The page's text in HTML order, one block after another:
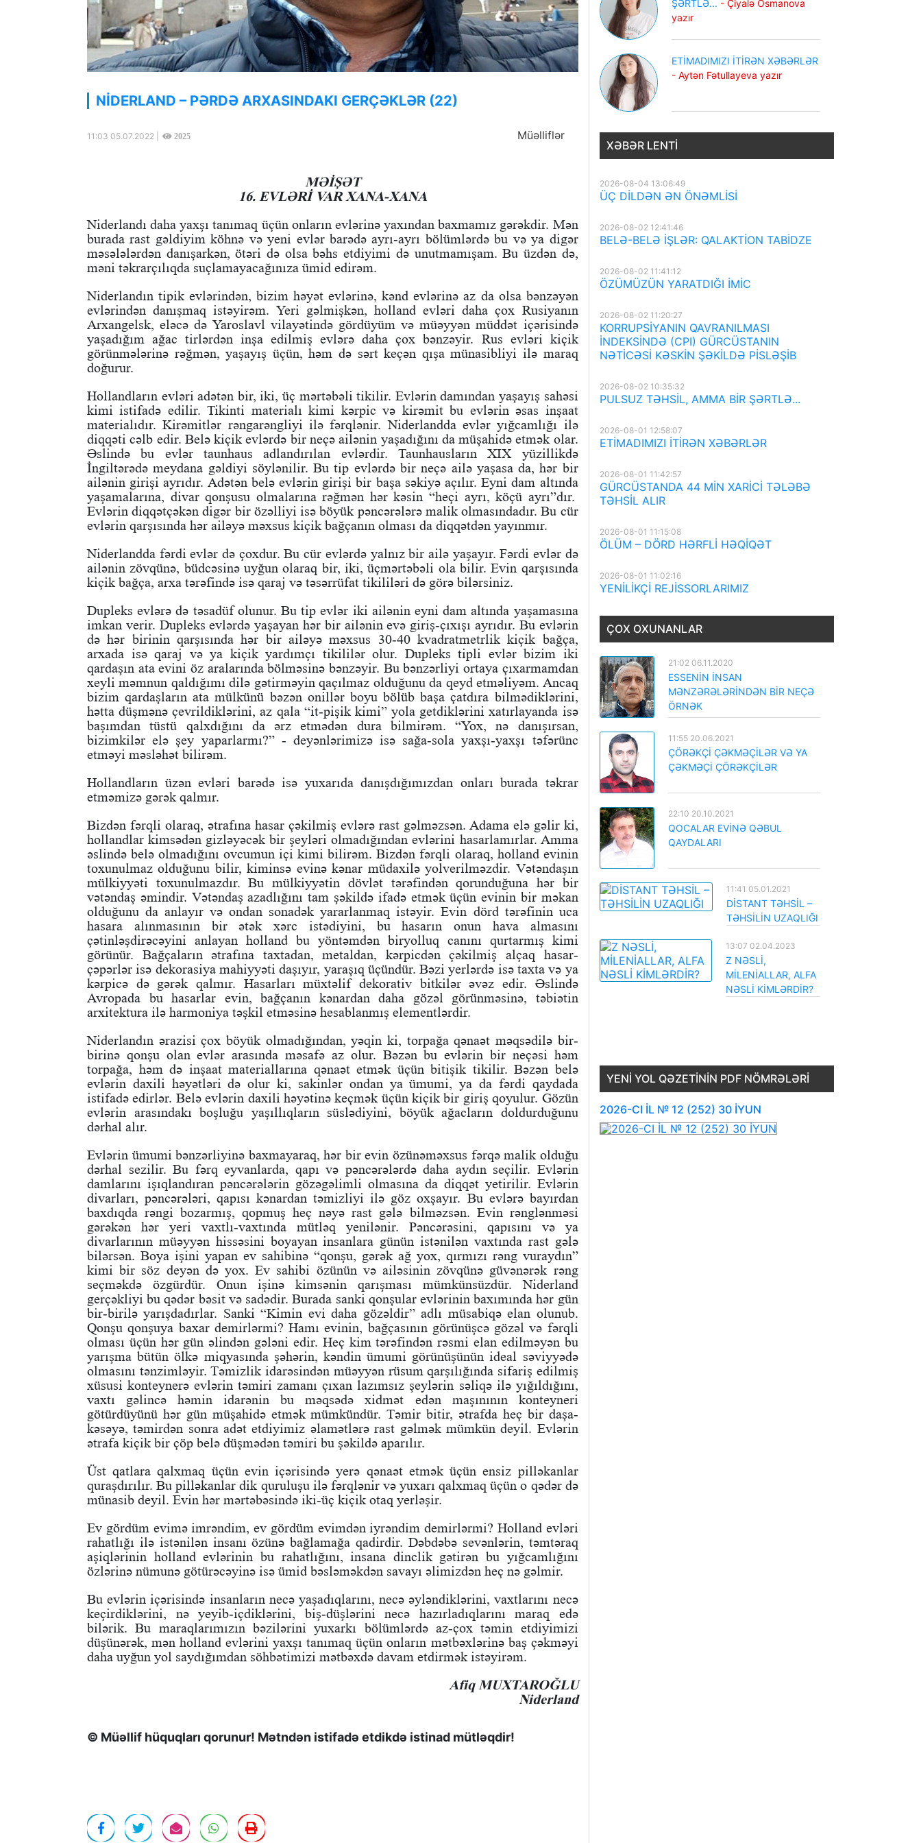
NİDERLAND – PƏRDƏ ARXASINDAKI GERÇƏKLƏR (22)
11:03 05.07.2022 | 2025 Müəlliflər
MƏİŞƏT
16. EVLƏRİ VAR XANA-XANA
Niderlandı daha yaxşı tanımaq üçün onların evlərinə yaxından baxmamız gərəkdir. Mən
burada rast gəldiyim köhnə və yeni evlər barədə ayrı-ayrı bölümlərdə bu və ya digər
məsələlərdən danışarkən, ötəri də olsa bəhs etdiyimi də unutmamışam. Bu üzdən də,
məni təkrarçılıqda suçlamayacağınıza ümid edirəm.
Niderlandın tipik evlərindən, bizim həyət evlərinə, kənd evlərinə az da olsa bənzəyən
evlərindən danışmaq istəyirəm. Yeri gəlmişkən, holland evləri daha çox Rusiyanın
Arxangelsk, eləcə də Yaroslavl vilayətində gördüyüm və müəyyən müddət içərisində
yaşadığım ağac tirlərdən inşa edilmiş evlərə daha çox bənzəyir. Rus evləri kiçik
görünmələrinə rəğmən, yaşayış üçün, həm də sərt keçən qışa münasibliyi ilə maraq
doğurur.
Hollandların evləri adətən bir, iki, üç mərtəbəli tikilir. Evlərin damından yaşayış sahəsi
kimi istifadə edilir. Tikinti materialı kimi kərpic və kirəmit bu evlərin əsas inşaat
materialıdır. Kirəmitlər rəngarəngliyi ilə fərqlənir. Niderlandda evlər yığcamlığı ilə
diqqəti cəlb edir. Belə kiçik evlərdə bir neçə ailənin yaşadığını da müşahidə etmək olar.
Əslində bu evlər taunhaus adlandırılan evlərdir. Taunhausların XIX yüzillikdə
İngiltərədə meydana gəldiyi söylənilir. Bu tip evlərdə bir neçə ailə yaşasa da, hər bir
ailənin girişi ayrıdır. Adətən belə evlərin girişi bir başa səkiyə açılır. Eyni dam altında
yaşamalarına, divar qonşusu olmalarına rəğmən hər kəsin “heçi ayrı, köçü ayrı”dır.
Evlərin diqqətçəkən digər bir özəlliyi isə böyük pəncərələrə malik olmasındadır. Bu cür
evlərin qarşısında hər ailəyə məxsus kiçik bağçanın olması da diqqətdən yayınmır.
Niderlandda fərdi evlər də çoxdur. Bu cür evlərdə yalnız bir ailə yaşayır. Fərdi evlər də
ailənin zövqünə, büdcəsinə uyğun olaraq bir, iki, üçmərtəbəli ola bilir. Evin qarşısında
kiçik bağça, arxa tərəfində isə qaraj və təsərrüfat tikililəri də görə bilərsiniz.
Dupleks evlərə də təsadüf olunur. Bu tip evlər iki ailənin eyni dam altında yaşamasına
imkan verir. Dupleks evlərdə yaşayan hər bir ailənin evə giriş-çıxışı ayrıdır. Bu evlərin
də hər birinin qarşısında hər bir ailəyə məxsus 30-40 kvadratmetrlik kiçik bağça,
arxada isə qaraj və ya kiçik yardımçı tikililər olur. Dupleks tipli evlər bizim iki
qardaşın ata evini öz aralarında bölməsinə bənzəyir. Bu bənzərliyi ortaya çıxarmamdan
xeyli məmnun qaldığımı dilə gətirməyin qaçılmaz olduğunu da qeyd etməliyəm. Ancaq
bizim qardaşların ata mülkünü bəzən onillər boyu bölüb başa çatdıra bilmədiklərini,
hətta düşmənə çevrildiklərini, az qala “it-pişik kimi” yola getdiklərini xatırlayanda isə
başımdan tüstü qalxdığını da ərz etmədən dura bilmirəm. “Yox, nə danışırsan,
bizimkilər elə şey yaparlarmı?” - deyənlərimizə isə sağa-sola yaxşı-yaxşı təfərünc
etməyi məsləhət bilirəm.
Hollandların üzən evləri barədə isə yuxarıda danışdığımızdan onları burada təkrar
etməmizə gərək qalmır.
Bizdən fərqli olaraq, ətrafına hasar çəkilmiş evlərə rast gəlməzsən. Adama elə gəlir ki,
hollandlar kimsədən gizləyəcək bir şeyləri olmadığından evlərini hasarlamırlar. Amma
əslində belə olmadığını ovcumun içi kimi bilirəm. Bizdən fərqli olaraq, holland evinin
toxunulmaz olduğunu bilir, kiminsə evinə kənar müdaxilə yolverilməzdir. Vətəndaşın
mülkiyyəti toxunulmazdır. Bu mülkiyyətin dövlət tərəfindən qorunduğuna hər bir
vətəndaş əmindir. Vətəndaş azadlığını tam şəkildə ifadə etmək üçün evinin bir məkan
olduğunu da anlayır və ondan sonadək yararlanmaq istəyir. Evin dörd tərəfinin uca
hasara alınmasının bir ətək xərc istədiyini, bu hasarın onun hava almasını
çətinləşdirəcəyini anlayan holland bu yöntəmdən biryolluq canını qurtarmış kimi
görünür. Bağçaların ətrafına taxtadan, metaldan, kərpicdən çəkilmiş alçaq hasar-
çəpərlər isə dekorasiya mahiyyəti daşıyır, yaraşıq üçündür. Bəzi yerlərdə isə taxta və ya
kərpicə də gərək qalmır. Hasarları müxtəlif dekorativ bitkilər əvəz edir. Əslində
Avropada bu hasarlar evin, bağçanın kənardan daha gözəl görünməsinə, təbiətin
arxitektura ilə harmoniya təşkil etməsinə hesablanmış elementlərdir.
Niderlandın ərazisi çox böyük olmadığından, yəqin ki, torpağa qənaət məqsədilə bir-
birinə qonşu olan evlər arasında məsafə az olur. Bəzən bu evlərin bir neçəsi həm
torpağa, həm də inşaat materiallarına qənaət etmək üçün bitişik tikilir. Bəzən belə
evlərin daxili həyətləri də olur ki, sakinlər ondan ya ümumi, ya da fərdi qaydada
istifadə edirlər. Belə evlərin daxili həyətinə keçmək üçün kiçik bir giriş qoyulur. Gözün
evlərin arasındakı boşluğu yaşıllıqların süslədiyini, böyük ağacların doldurduğunu
dərhal alır.
Evlərin ümumi bənzərliyinə baxmayaraq, hər bir evin özünəməxsus fərqə malik olduğu
dərhal sezilir. Bu fərq eyvanlarda, qapı və pəncərələrdə daha aydın seçilir. Evlərin
damlarını işıqlandıran pəncərələrin gözəgəlimli olmasına da diqqət yetirilir. Evlərin
divarları, pəncərələri, qapısı kənardan təmizliyi ilə göz oxşayır. Bu evlərə bayırdan
baxdıqda rəngi bozarmış, qopmuş heç nəyə rast gələ bilməzsən. Evin rənglənməsi
gərəkən hər yeri vaxtlı-vaxtında mütləq yenilənir. Pəncərəsini, qapısını və ya
divarlarının müəyyən hissəsini boyayan insanlara günün istənilən vaxtında rast gələ
bilərsən. Boya işini yapan ev sahibinə “qonşu, gərək ağ yox, qırmızı rəng vuraydın”
kimi bir söz deyən də yox. Ev sahibi özünün və ailəsinin zövqünə güvənərək rəng
seçməkdə özgürdür. Onun işinə kimsənin qarışması mümkünsüzdür. Niderland
gerçəkliyi bu qədər bəsit və sadədir. Burada sanki qonşular evlərinin baxımında hər gün
bir-birilə yarışdadırlar. Sanki “Kimin evi daha gözəldir” adlı müsabiqə elan olunub.
Qonşu qonşuya baxar demirlərmi? Hamı evinin, bağçasının görünüşcə gözəl və fərqli
olması üçün hər gün əlindən gələni edir. Heç kim tərəfindən rəsmi elan edilməyən bu
yarışma bütün ölkə miqyasında şəhərin, kəndin ümumi görünüşünün ideal səviyyədə
olmasını tənzimləyir. Təmizlik idarəsindən müəyyən rüsum qarşılığında sifariş edilmiş
xüsusi konteynerə evlərin təmiri zamanı çıxan lazımsız şeylərin səliqə ilə yığıldığını,
vaxtı gəlincə həmin idarənin bu məqsədə xidmət edən maşınının konteyneri
götürdüyünü hər gün müşahidə etmək mümkündür. Təmir bitir, ətrafda heç bir daşa-
kəsəyə, təmirdən sonra adət etdiyimiz əlamətlərə rast gəlmək mümkün deyil. Evlərin
ətrafa kiçik bir çöp belə düşmədən təmiri bu şəkildə aparılır.
Üst qatlara qalxmaq üçün evin içərisində yerə qənaət etmək üçün ensiz pilləkanlar
quraşdırılır. Bu pilləkanlar dik quruluşu ilə fərqlənir və yuxarı qalxmaq üçün o qədər də
münasib deyil. Evin hər mərtəbəsində iki-üç kiçik otaq yerləşir.
Ev gördüm evimə imrəndim, ev gördüm evimdən iyrəndim demirlərmi? Holland evləri
rahatlığı ilə istənilən insanı özünə bağlamağa qadirdir. Dəbdəbə sevənlərin, təmtəraq
aşiqlərinin holland evlərinin bu rahatlığını, insana dinclik gətirən bu yığcamlığını
özlərinə nümunə götürəcəyinə isə ümid bəsləməkdən savayı əlimizdən heç nə gəlmir.
Bu evlərin içərisində insanların necə yaşadıqlarını, necə əyləndiklərini, vaxtlarını necə
keçirdiklərini, nə yeyib-içdiklərini, biş-düşlərini necə hazırladıqlarını maraq edə
bilərik. Bu maraqlarımızın bəzilərini yuxarkı bölümlərdə az-çox təmin etdiyimizi
düşünərək, mən holland evlərini yaxşı tanımaq üçün onların mətbəxlərinə baş çəkməyi
daha uyğun yol saydığımdan söhbətimizi mətbəxdə davam etdirmək istəyirəm.
Afiq MUXTAROĞLU
Niderland
© Müəllif hüquqları qorunur! Mətndən istifadə etdikdə istinad mütləqdir!
ŞƏRTLƏ... - Çiyalə Osmanova
yazır
ETİMADIMIZI İTİRƏN XƏBƏRLƏR
- Aytən Fətullayeva yazır
XƏBƏR LENTI
2026-08-04 13:06:49
ÜÇ DİLDƏN ƏN ÖNƏMLİSİ
2026-08-02 12:41:46
BELƏ-BELƏ İŞLƏR: QALAKTİON TABİDZE
2026-08-02 11:41:12
ÖZÜMÜZÜN YARATDIĞI İMİC
2026-08-02 11:20:27
KORRUPSİYANIN QAVRANILMASI
İNDEKSİNDƏ (CPI) GÜRCÜSTANIN
NƏTİCƏSİ KƏSKİN ŞƏKİLDƏ PİSLƏŞİB
2026-08-02 10:35:32
PULSUZ TƏHSİL, AMMA BİR ŞƏRTLƏ...
2026-08-01 12:58:07
ETİMADIMIZI İTİRƏN XƏBƏRLƏR
2026-08-01 11:42:57
GÜRCÜSTANDA 44 MİN XARİCİ TƏLƏBƏ
TƏHSİL ALIR
2026-08-01 11:15:08
ÖLÜM – DÖRD HƏRFLİ HƏQİQƏT
2026-08-01 11:02:16
YENİLİKÇİ REJİSSORLARIMIZ
ÇOX OXUNANLAR
21:02 06.11.2020
ESSENİN İNSAN
MƏNZƏRƏLƏRİNDƏN BİR NEÇƏ
ÖRNƏK
11:55 20.06.2021
ÇÖRƏKÇİ ÇƏKMƏÇİLƏR VƏ YA
ÇƏKMƏÇİ ÇÖRƏKÇİLƏR
22:10 20.10.2021
QOCALAR EVİNƏ QƏBUL
QAYDALARI
11:41 05.01.2021
DİSTANT TƏHSİL –
TƏHSİLİN UZAQLIĞI
13:07 02.04.2023
Z NƏSLİ,
MİLENİALLAR, ALFA
NƏSLİ KİMLƏRDİR?
YENI YOL QƏZETININ PDF NÖMRƏLƏRI
2026-CI İL № 12 (252) 30 İYUN